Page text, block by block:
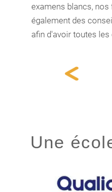
examens blancs,
également des
afin d'avoir toutes
Une